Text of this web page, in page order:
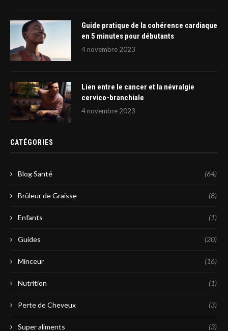
Guide pratique de la cohérence cardiaque
en 5 minutes pour débutants
4 novembre 2023
Lien entre le cancer et la névralgie
cervico-branchiale
4 novembre 2023
CATÉGORIES
Blog Santé (64)
Brûleur de Graisse (8)
Enfants (1)
Guides (20)
Minceur (16)
Nutrition (1)
Perte de Cheveux (3)
Super aliments (3)